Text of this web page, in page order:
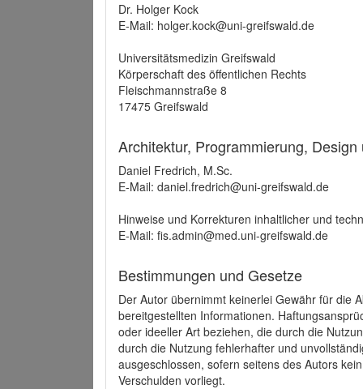
Dr. Holger Kock
E-Mail: holger.kock@uni-greifswald.de
Universitätsmedizin Greifswald
Körperschaft des öffentlichen Rechts
Fleischmannstraße 8
17475 Greifswald
Architektur, Programmierung,
Daniel Fredrich, M.Sc.
E-Mail: daniel.fredrich@uni-greifswald.de
Hinweise und Korrekturen inhaltlicher und
E-Mail: fis.admin@med.uni-greifswald.de
Bestimmungen und Gesetze
Der Autor übernimmt keinerlei Gewähr für die
bereitgestellten Informationen.
oder ideeller Art beziehen, die durch die
durch die Nutzung fehlerhafter und
ausgeschlossen, sofern seitens des Autors
Verschulden vorliegt.